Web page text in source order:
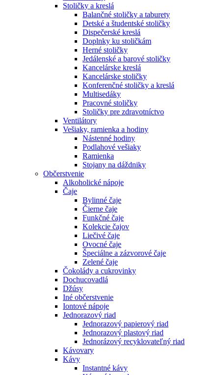
Stoličky a kreslá
Balančné stoličky a taburety
Detské a študentské stoličky
Dispečerské kreslá
Doplnky ku stoličkám
Herné stoličky
Jedálenské a barové stoličky
Kancelárske kreslá
Kancelárske stoličky
Konferenčné stoličky a kreslá
Multisedáky
Pracovné stoličky
Stoličky pre zdravotníctvo
Ventilátory
Vešiaky, ramienka a hodiny
Nástenné hodiny
Podlahové vešiaky
Ramienka
Stojany na dáždniky
Občerstvenie
Alkoholické nápoje
Čaje
Bylinné čaje
Čierne čaje
Funkčné čaje
Kolekcie čajov
Liečivé čaje
Ovocné čaje
Špeciálne a zázvorové čaje
Zelené čaje
Čokolády a cukrovinky
Dochucovadlá
Džúsy
Iné občerstvenie
Iontové nápoje
Jednorazový riad
Jednorazový papierový riad
Jednorazový plastový riad
Jednorázový recyklovateľný riad
Kávovary
Kávy
Instantné kávy